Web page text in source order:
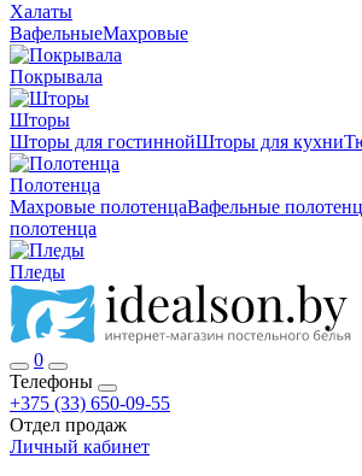
Халаты
ВафельныеМахровые
Покрывала
Шторы
Шторы для гостиннойШторы для кухни
Полотенца
Махровые полотенцаВафельные
полотенца
Пледы
0
Телефоны
+375 (33) 650-09-55
Отдел продаж
Личный кабинет